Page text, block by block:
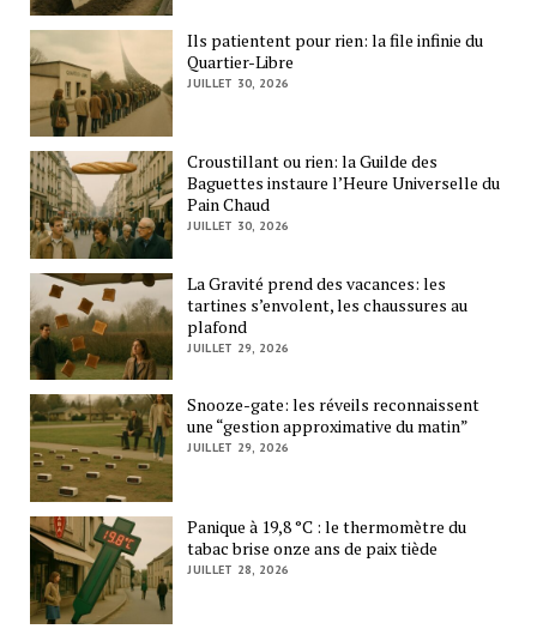
Ils patientent pour rien: la file infinie du
Quartier-Libre
JUILLET 30, 2026
Croustillant ou rien: la Guilde des
Baguettes instaure l’Heure Universelle du
Pain Chaud
JUILLET 30, 2026
La Gravité prend des vacances: les
tartines s’envolent, les chaussures au
plafond
JUILLET 29, 2026
Snooze-gate: les réveils reconnaissent
une “gestion approximative du matin”
JUILLET 29, 2026
Panique à 19,8 °C : le thermomètre du
tabac brise onze ans de paix tiède
JUILLET 28, 2026